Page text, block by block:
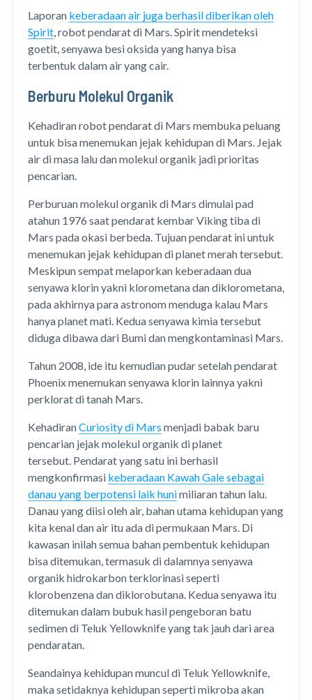
Laporan keberadaan air juga berhasil diberikan oleh
Spirit, robot pendarat di Mars. Spirit mendeteksi
goetit, senyawa besi oksida yang hanya bisa
terbentuk dalam air yang cair.
Berburu Molekul Organik
Kehadiran robot pendarat di Mars membuka peluang
untuk bisa menemukan jejak kehidupan di Mars. Jejak
air di masa lalu dan molekul organik jadi prioritas
pencarian.
Perburuan molekul organik di Mars dimulai pad
atahun 1976 saat pendarat kembar Viking tiba di
Mars pada okasi berbeda. Tujuan pendarat ini untuk
menemukan jejak kehidupan di planet merah tersebut.
Meskipun sempat melaporkan keberadaan dua
senyawa klorin yakni klorometana dan diklorometana,
pada akhirnya para astronom menduga kalau Mars
hanya planet mati. Kedua senyawa kimia tersebut
diduga dibawa dari Bumi dan mengkontaminasi Mars.
Tahun 2008, ide itu kemudian pudar setelah pendarat
Phoenix menemukan senyawa klorin lainnya yakni
perklorat di tanah Mars.
KehadiranCuriosity di Mars menjadi babak baru
pencarian jejak molekul organik di planet
tersebut. Pendarat yang satu ini berhasil
mengkonfirmasi keberadaan Kawah Gale sebagai
danau yang berpotensi laik hunimiliaran tahun lalu.
Danau yang diisi oleh air, bahan utama kehidupan yang
kita kenal dan air itu ada di permukaan Mars. Di
kawasan inilah semua bahan pembentuk kehidupan
bisa ditemukan, termasuk di dalamnya senyawa
organik hidrokarbon terklorinasi seperti
klorobenzena dan diklorobutana. Kedua senyawa itu
ditemukan dalam bubuk hasil pengeboran batu
sedimen di Teluk Yellowknife yang tak jauh dari area
pendaratan.
Seandainya kehidupan muncul di Teluk Yellowknife,
maka setidaknya kehidupan seperti mikroba akan